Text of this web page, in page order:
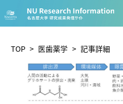
CATEGORY
環境学 生物学
総合理工 総合生物
農学 化学
TOP > 医歯薬学 > 記事詳細